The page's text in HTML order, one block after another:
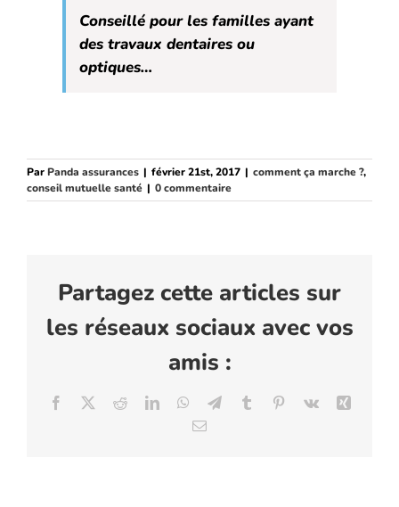
Conseillé pour les familles ayant
des travaux dentaires ou
optiques…
ParPanda assurances | février 21st, 2017 | comment ça marche ?,
conseil mutuelle santé | 0 commentaire
Partagez cette articles sur
les réseaux sociaux avec vos
amis :
Facebook RedditLinkedInWhatsApp
TelegramTumblr Pinterest
Vk
Email